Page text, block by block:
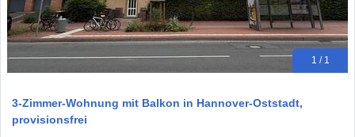
1 / 1
3-Zimmer-Wohnung mit Balkon in Hannover-Oststadt,
provisionsfrei